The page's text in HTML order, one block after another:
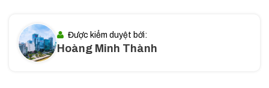
Được kiểm duyệt bởi:
Hoàng Minh Thành